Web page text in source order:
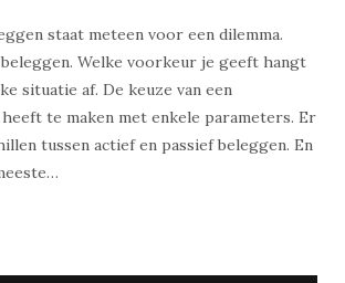
staat meteen voor een dilemma.
Welke voorkeur je geeft hangt
situatie af. De keuze van een
te maken met enkele parameters. Er
tussen actief en passief beleggen. En